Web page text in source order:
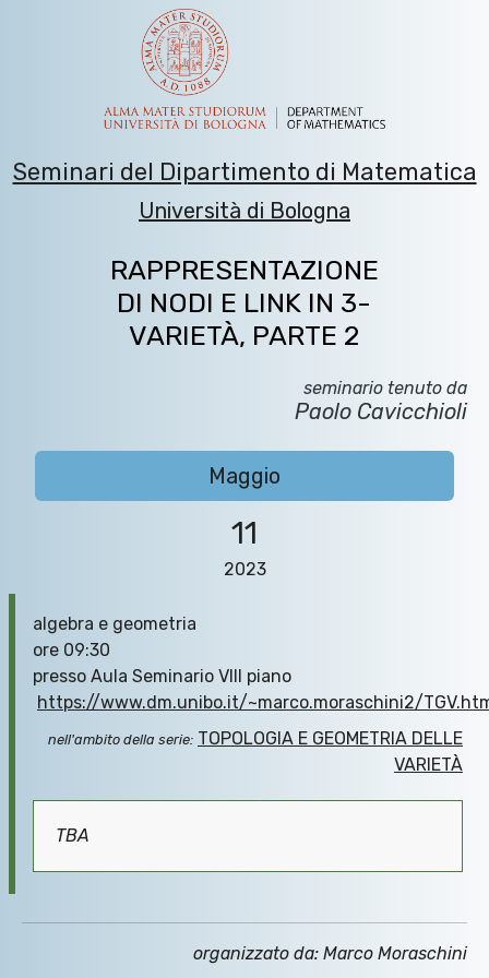
Seminari del Dipartimento di Matematica
Università di Bologna
RAPPRESENTAZIONE
DI NODI E LINK IN 3-
VARIETÀ, PARTE 2
seminario tenuto da
Paolo Cavicchioli
Maggio
11
2023
algebra e geometria
ore 09:30
presso Aula Seminario VIII piano
https://www.dm.unibo.it/~marco.moraschini2/
nell'ambito della serie: TOPOLOGIA E GEOMETRIA DELLE
VARIETÀ
TBA
organizzato da: Marco Moraschini